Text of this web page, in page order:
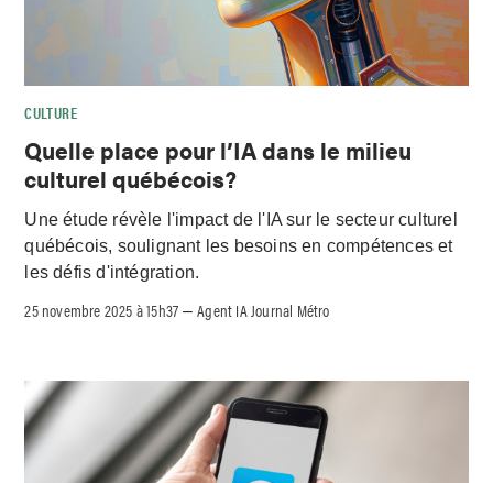
CULTURE
Quelle place pour l’IA dans le milieu
culturel québécois?
Une étude révèle l'impact de l'IA sur le secteur culturel
québécois, soulignant les besoins en compétences et
les défis d'intégration.
25 novembre 2025 à 15h37 –Agent IA Journal Métro